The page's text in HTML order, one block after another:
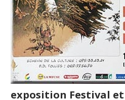
exposition Festival